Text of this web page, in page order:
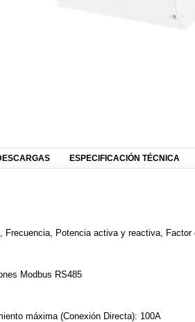
ESPECIFICACIÓN TÉCNICA
Frecuencia, Potencia activa y reactiva,
Modbus RS485
máxima (Conexión Directa): 100A